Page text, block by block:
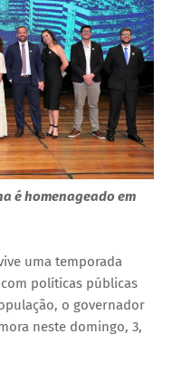
é homenageado em
uma temporada
políticas públicas
o governador
neste domingo, 3,